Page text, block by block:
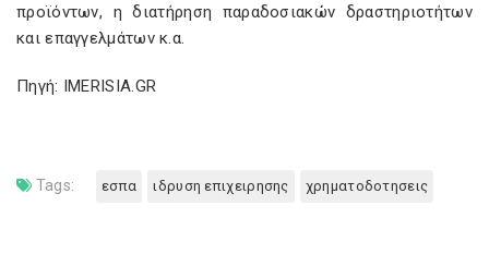
προϊόντων, η διατήρηση παραδοσιακών δραστηριοτήτων
και επαγγελμάτων κ.α.
Πηγή: IMERISIA.GR
Tags: εσπα ιδρυση επιχειρησης χρηματοδοτησεις